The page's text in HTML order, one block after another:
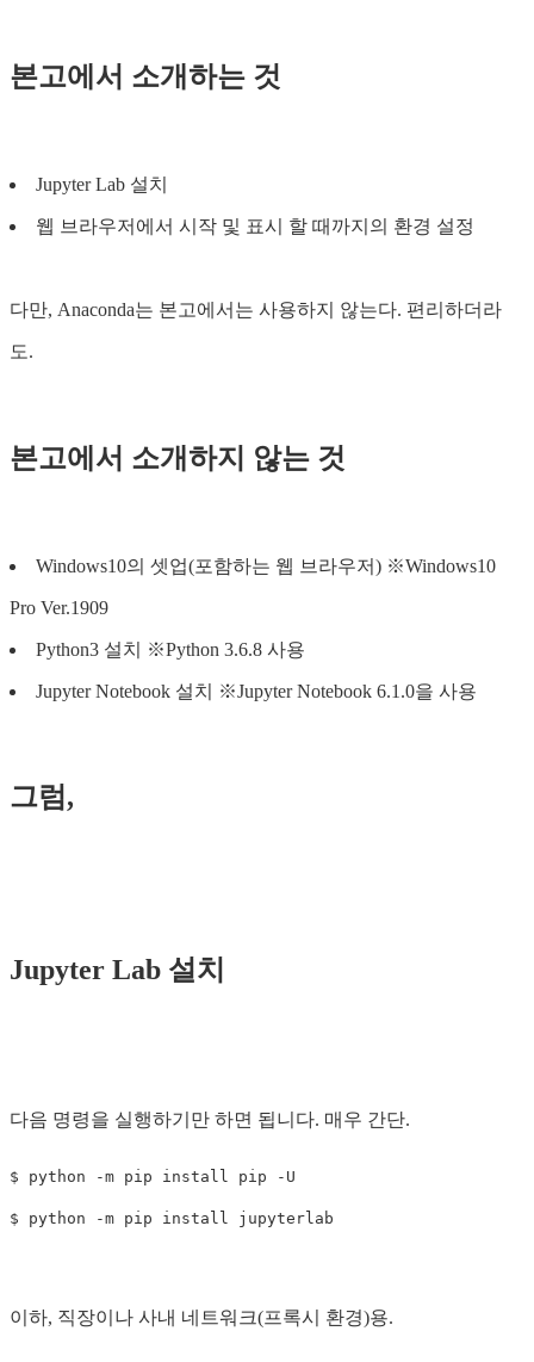
본고에서 소개하는 것
Jupyter Lab 설치
웹 브라우저에서 시작 및 표시 할 때까지의 환경 설정
다만, Anaconda는 본고에서는 사용하지 않는다. 편리하더라
도.
본고에서 소개하지 않는 것
Windows10의 셋업(포함하는 웹 브라우저) ※Windows10
Pro Ver.1909
Python3 설치 ※Python 3.6.8 사용
Jupyter Notebook 설치 ※Jupyter Notebook 6.1.0을 사용
그럼,
Jupyter Lab 설치
다음 명령을 실행하기만 하면 됩니다. 매우 간단.
$ python -m pip install pip - U
$ python -m pip install jupyterlab
이하, 직장이나 사내 네트워크(프록시 환경)용.